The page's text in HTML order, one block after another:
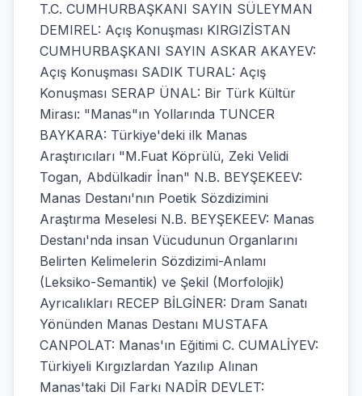
T.C. CUMHURBAŞKANI SAYIN SÜLEYMAN
DEMIREL: Açış Konuşması KIRGIZİSTAN
CUMHURBAŞKANI SAYIN ASKAR AKAYEV:
Açış Konuşması SADIK TURAL: Açış
Konuşması SERAP ÜNAL: Bir Türk Kültür
Mirası: "Manas"ın Yollarında TUNCER
BAYKARA: Türkiye'deki ilk Manas
Araştırıcıları "M.Fuat Köprülü, Zeki Velidi
Togan, Abdülkadir İnan" N.B. BEYŞEKEEV:
Manas Destanı'nın Poetik Sözdizimini
Araştırma Meselesi N.B. BEYŞEKEEV: Manas
Destanı'nda insan Vücudunun Organlarını
Belirten Kelimelerin Sözdizimi-Anlamı
(Leksiko-Semantik) ve Şekil (Morfolojik)
Ayrıcalıkları RECEP BİLGİNER: Dram Sanatı
Yönünden Manas Destanı MUSTAFA
CANPOLAT: Manas'ın Eğitimi C. CUMALİYEV:
Türkiyeli Kırgızlardan Yazılıp Alınan
Manas'taki Dil Farkı NADİR DEVLET: